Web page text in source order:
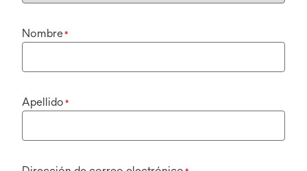
Nombre*
Apellido *